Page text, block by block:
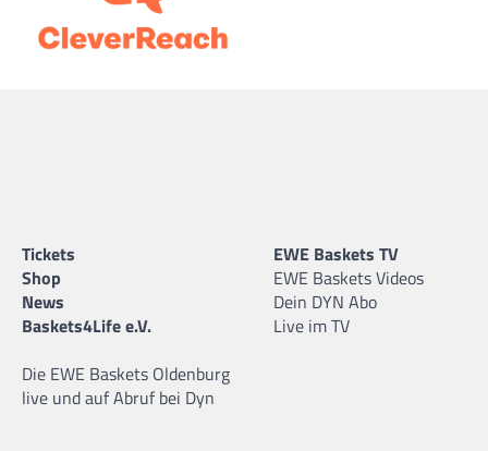
Tickets
Shop
News
Baskets4Life e.V.
Die EWE Baskets Oldenburg
live und auf Abruf bei Dyn
EWE Baskets TV
EWE Baskets Videos
Dein DYN Abo
Live im TV